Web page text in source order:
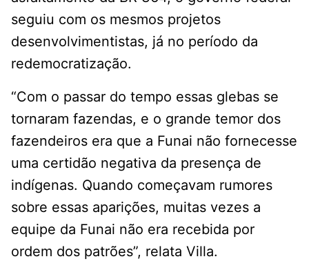
seguiu com os mesmos projetos
desenvolvimentistas, já no período da
redemocratização.
“Com o passar do tempo essas glebas se
tornaram fazendas, e o grande temor dos
fazendeiros era que a Funai não fornecesse
uma certidão negativa da presença de
indígenas. Quando começavam rumores
sobre essas aparições, muitas vezes a
equipe da Funai não era recebida por
ordem dos patrões”, relata Villa.